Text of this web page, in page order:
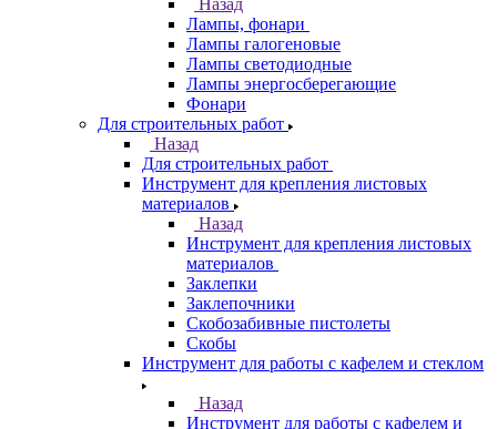
Назад
Лампы, фонари
Лампы галогеновые
Лампы светодиодные
Лампы энергосберегающие
Фонари
Для строительных работ
Назад
Для строительных работ
Инструмент для крепления листовых
материалов
Назад
Инструмент для крепления листовых
материалов
Заклепки
Заклепочники
Скобозабивные пистолеты
Скобы
Инструмент для работы с кафелем и стеклом
Назад
Инструмент для работы с кафелем и